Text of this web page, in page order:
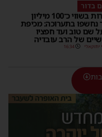
בדור
אוצרות בשווי כ־100 מיליון
נחשפו בתערוכה: מכיפת
שם טוב ועד חפציו
של הרב עובדיה
יחזקאלי 16:34